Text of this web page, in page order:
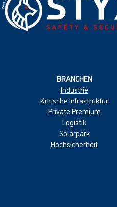
BRANCHEN
Industrie
Kritische Infrastruktur
Private Premium
Logistik
Solarpark
Hochsicherheit